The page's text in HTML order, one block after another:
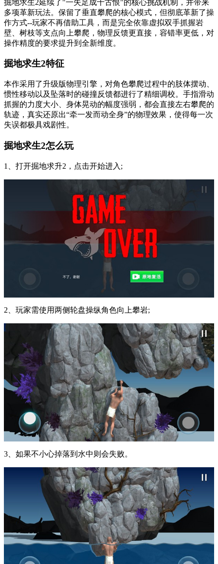
掘地求生2延续了"一失足成千古恨"的核心挑战机制，并带来
多项革新玩法。保留了垂直攀爬的核心模式，但彻底革新了操
作方式--玩家不再借助工具，而是完全依靠虚拟双手抓握岩
壁、树枝等支点向上攀爬，物理反馈更直接，容错率更低，对
操作精度的要求提升到全新维度。
掘地求生2特征
本作采用了升级版物理引擎，对角色攀爬过程中的肢体摆动、
惯性移动以及坠落时的碰撞反馈都进行了精细调校。手指滑动
抓握的力度大小、身体晃动的幅度强弱，都会直接左右攀爬的
轨迹，真实还原出“牵一发而动全身”的物理效果，使得每一次
失误都极具戏剧性。
掘地求生2怎么玩
1、打开掘地求升2，点击开始进入;
2、玩家需使用两侧轮盘操纵角色向上攀岩;
3、如果不小心掉落到水中则会失败。